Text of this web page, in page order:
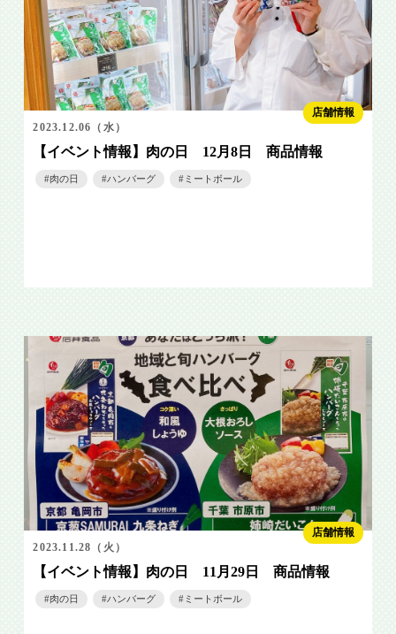
店舗情報
2023.12.06（水）
【イベント情報】肉の日 12月8日 商品情報
肉の日 ハンバーグ ミートボール
店舗情報
2023.11.28（火）
【イベント情報】肉の日 11月29日 商品情報
肉の日 ハンバーグ ミートボール